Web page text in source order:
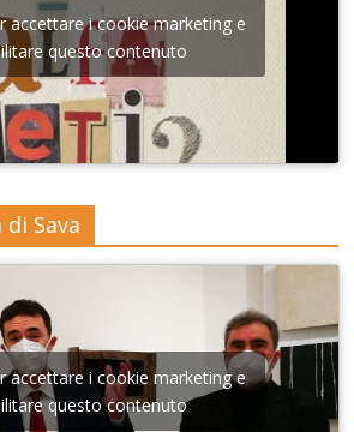
accettare i cookie marketing e
questo contenuto
Sava
accettare i cookie marketing e
questo contenuto